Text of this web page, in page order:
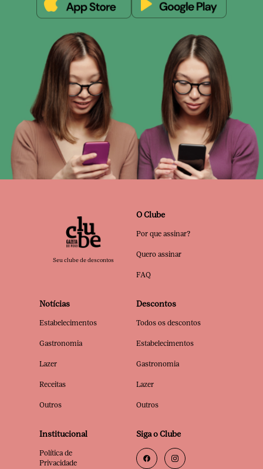
Seu clube de descontos
O Clube
Por que assinar?
Quero assinar
FAQ
Notícias
Estabelecimentos
Gastronomia
Lazer
Receitas
Outros
Descontos
Todos os descontos
Estabelecimentos
Gastronomia
Lazer
Outros
Institucional
Política de
Privacidade
Siga o Clube